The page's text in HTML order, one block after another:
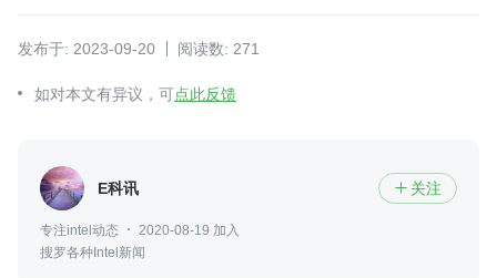
发布于: 2023-09-20 阅读数: 271
如对本文有异议，可点此反馈
E科讯  关注
专注intel动态
2020-08-19 加入
搜罗各种Intel新闻